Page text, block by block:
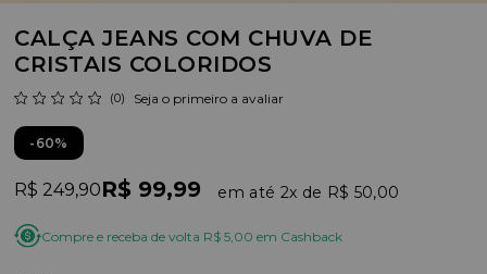
CALÇA JEANS COM CHUVA DE
CRISTAIS COLORIDOS
(0) Seja o primeiro a avaliar
60%
R$ 249,90R$ 99,99 2x R$ 50,00
Compre e receba de volta R$ 5,00 em Cashback